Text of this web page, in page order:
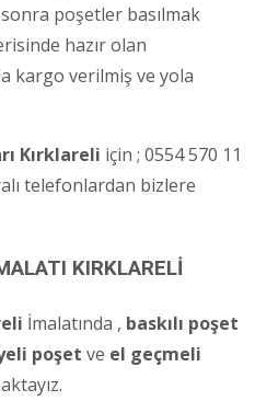
poşetler basılmak
hazır olan
kargo verilmiş ve yola
Kırklareli için ; 0554 570 11
telefonlardan bizlere
KIRKLARELİ
İmalatında , baskılı poşet
poşet ve el geçmeli